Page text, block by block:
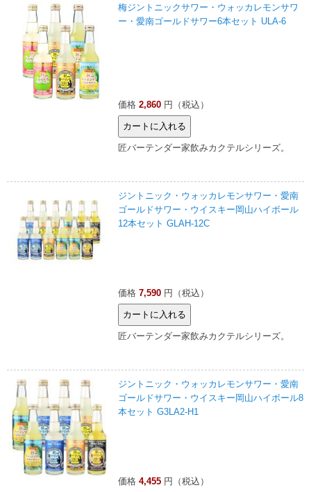
梅ジントニックサワー・ウォッカレモンサワ
ー・愛南ゴールドサワー6本セット ULA-6
価格 2,860 円（税込）
匠バーテンダー家飲みカクテルシリーズ。
ジントニック・ウォッカレモンサワー・愛南
ゴールドサワー・ウイスキー岡山ハイボール
12本セット GLAH-12C
価格 7,590 円（税込）
匠バーテンダー家飲みカクテルシリーズ。
ジントニック・ウォッカレモンサワー・愛南
ゴールドサワー・ウイスキー岡山ハイボール8
本セット G3LA2-H1
価格 4,455 円（税込）